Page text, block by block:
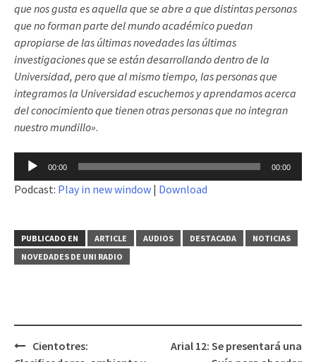
que nos gusta es aquella que se abre a que distintas personas
que no forman parte del mundo académico puedan
apropiarse de las últimas novedades las últimas
investigaciones que se están desarrollando dentro de la
Universidad, pero que al mismo tiempo, las personas que
integramos la Universidad escuchemos y aprendamos acerca
del conocimiento que tienen otras personas que no integran
nuestro mundillo».
Reproductor
audio
00:00 00:00
Podcast: Play in new window | Download
PUBLICADO EN ARTICLE AUDIOS DESTACADA
NOTICIAS
NOVEDADES DE UNI RADIO
Cientotres:
Arial 12: Se presentará una